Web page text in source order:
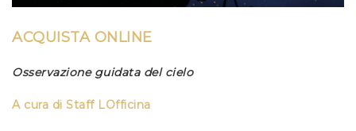
ACQUISTA ONLINE
Osservazione guidata del cielo
A cura di Staff LOfficina